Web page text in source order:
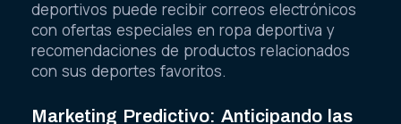
deportivos puede recibir correos electrónicos
con ofertas especiales en ropa deportiva y
recomendaciones de productos relacionados
con sus deportes favoritos.
Marketing Predictivo: Anticipando las